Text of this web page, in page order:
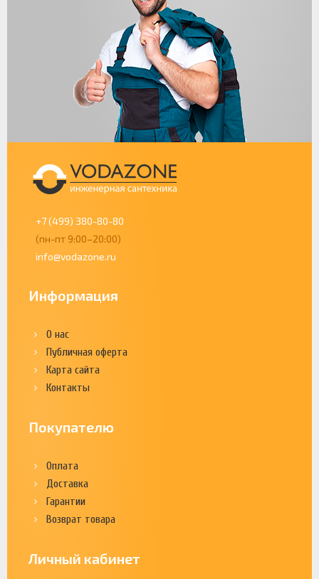
+7 (499) 380-80-80
(пн-пт 9:00–20:00)
info@vodazone.ru
Информация
О нас
Публичная оферта
Карта сайта
Контакты
Покупателю
Оплата
Доставка
Гарантии
Возврат товара
Личный кабинет